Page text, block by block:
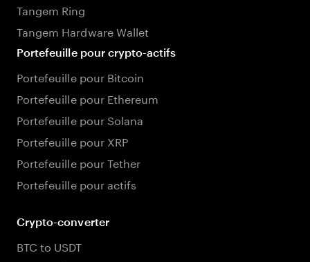
Tangem Ring
Tangem Hardware Wallet
Portefeuille pour crypto-actifs
Portefeuille pour Bitcoin
Portefeuille pour Ethereum
Portefeuille pour Solana
Portefeuille pour XRP
Portefeuille pour Tether
Portefeuille pour actifs
Crypto-converter
BTC to USDT